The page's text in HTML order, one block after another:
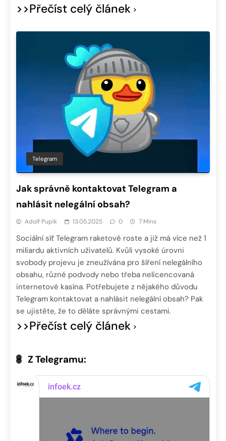
>>Přečíst celý článek
Telegram
Jak správně kontaktovat Telegram a
nahlásit nelegální obsah?
Adolf Pupík 13.05.2025 0 7 Mins
Sociální síť Telegram raketově roste a již má více než 1
miliardu aktivních uživatelů. Kvůli vysoké úrovni
svobody projevu je zneužívána pro šíření nelegálního
obsahu, různé podvody nebo třeba nelicencovaná
internetové kasína. Potřebujete z nějakého důvodu
Telegram kontaktovat a nahlásit nelegální obsah? Pak
se ujistěte, že to děláte správnými cestami.
>>Přečíst celý článek
Z Telegramu: